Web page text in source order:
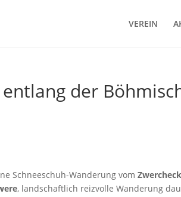
VEREIN
der
Schneeschuh-Wanderung vomZwercheck
, landschaftlich reizvolle Wanderung